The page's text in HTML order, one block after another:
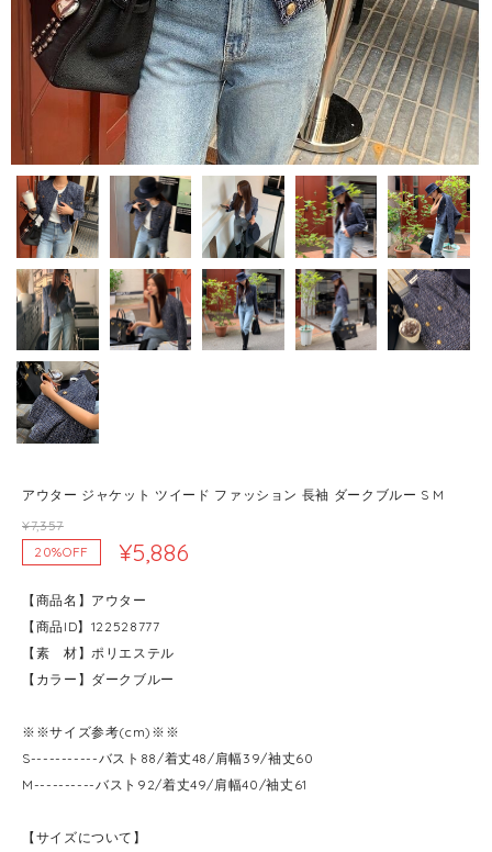
アウター ジャケット ツイード ファッション 長袖 ダークブルー S M
¥7,357
20%OFF
¥5,886
【商品名】アウター
【商品ID】122528777
【素 材】ポリエステル
【カラー】ダークブルー
※※サイズ参考(cm)※※
S-----------バスト88/着丈48/肩幅39/袖丈60
M----------バスト92/着丈49/肩幅40/袖丈61
【サイズについて】